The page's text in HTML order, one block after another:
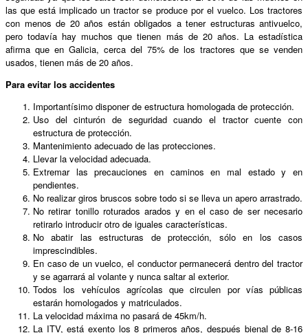
las que está implicado un tractor se produce por el vuelco. Los tractores
con menos de 20 años están obligados a tener estructuras antivuelco,
pero todavía hay muchos que tienen más de 20 años. La estadística
afirma que en Galicia, cerca del 75% de los tractores que se venden
usados, tienen más de 20 años.
Para evitar los accidentes
Importantísimo disponer de estructura homologada de protección.
Uso del cinturón de seguridad cuando el tractor cuente con
estructura de protección.
Mantenimiento adecuado de las protecciones.
Llevar la velocidad adecuada.
Extremar las precauciones en caminos en mal estado y en
pendientes.
No realizar giros bruscos sobre todo si se lleva un apero arrastrado.
No retirar tonillo roturados arados y en el caso de ser necesario
retirarlo introducir otro de iguales características.
No abatir las estructuras de protección, sólo en los casos
imprescindibles.
En caso de un vuelco, el conductor permanecerá dentro del tractor
y se agarrará al volante y nunca saltar al exterior.
Todos los vehículos agrícolas que circulen por vías públicas
estarán homologados y matriculados.
La velocidad máxima no pasará de 45km/h.
La ITV, está exento los 8 primeros años, después bienal de 8-16